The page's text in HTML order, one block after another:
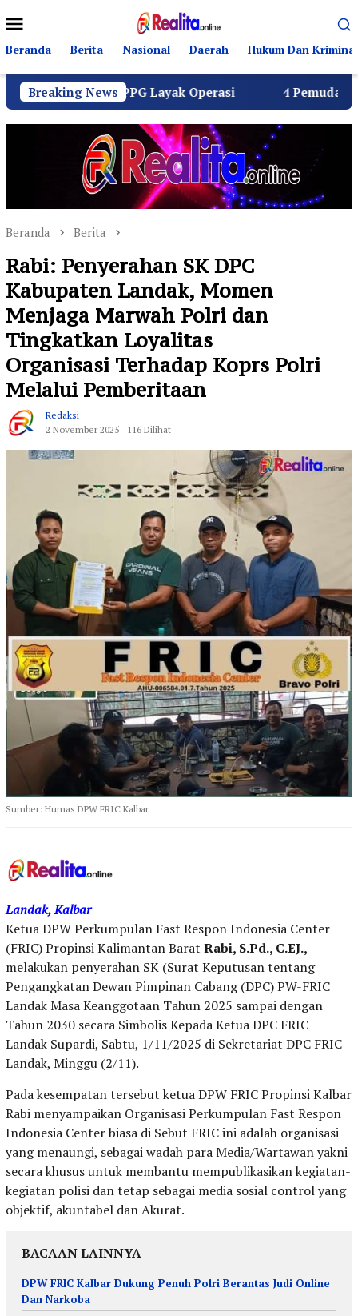
ke
kontenMobile
Beranda Berita Nasional Daerah Hukum Dan Kriminal
Breaking News
SPPG Layak Operasi 4 Pemuda Bungur Raya
Beranda Berita
Rabi: Penyerahan SK DPC
Kabupaten Landak, Momen
Menjaga Marwah Polri dan
Tingkatkan Loyalitas
Organisasi Terhadap Koprs Polri
Melalui Pemberitaan
Redaksi
2 November 2025
116 Dilihat
Sumber: Humas DPW FRIC Kalbar
Landak, Kalbar
Ketua DPW Perkumpulan Fast Respon Indonesia Center
(FRIC) Propinsi Kalimantan Barat Rabi, S.Pd., C.EJ.,
melakukan penyerahan SK (Surat Keputusan tentang
Pengangkatan Dewan Pimpinan Cabang (DPC) PW-FRIC
Landak Masa Keanggotaan Tahun 2025 sampai dengan
Tahun 2030 secara Simbolis Kepada Ketua DPC FRIC
Landak Supardi, Sabtu, 1/11/2025 di Sekretariat DPC FRIC
Landak, Minggu (2/11).
Pada kesempatan tersebut ketua DPW FRIC Propinsi Kalbar
Rabi menyampaikan Organisasi Perkumpulan Fast Respon
Indonesia Center biasa di Sebut FRIC ini adalah organisasi
yang menaungi, sebagai wadah para Media/Wartawan yakni
secara khusus untuk membantu mempublikasikan kegiatan-
kegiatan polisi dan tetap sebagai media sosial control yang
objektif, akuntabel dan Akurat.
BACAAN LAINNYA
DPW FRIC Kalbar Dukung Penuh Polri Berantas Judi Online
Dan Narkoba